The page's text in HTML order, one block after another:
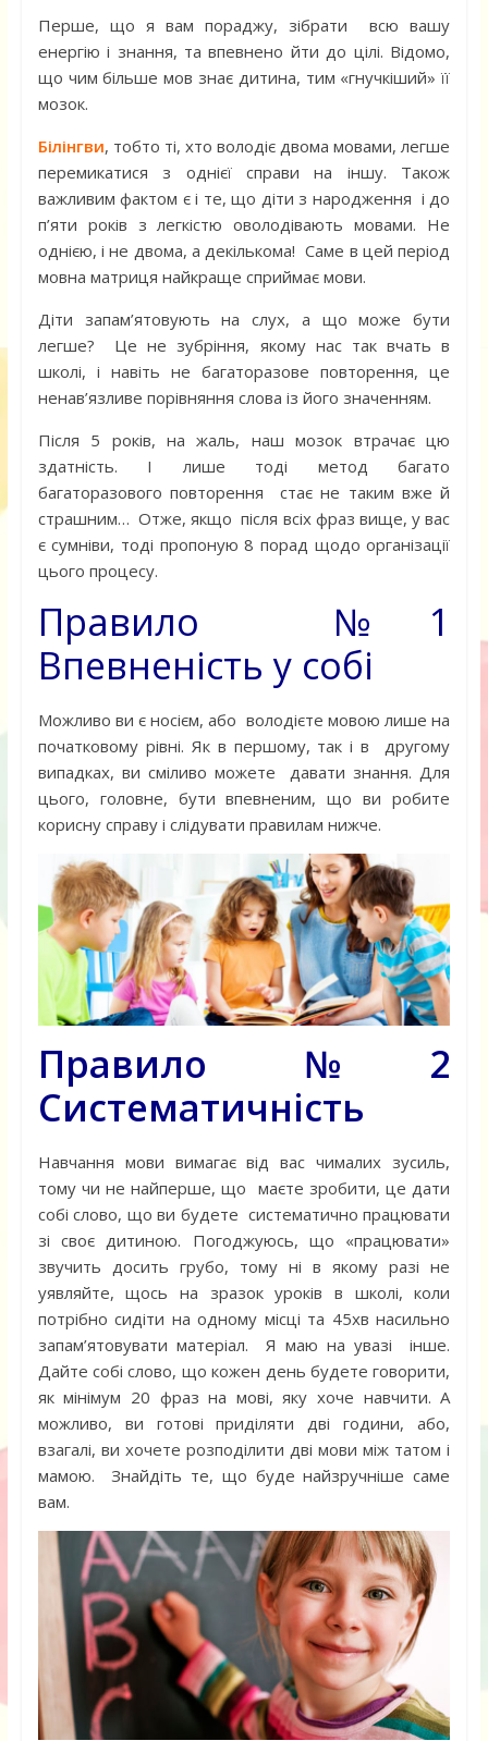
Перше, що я вам пораджу, зібрати всю вашу
енергію і знання, та впевнено йти до цілі. Відомо,
що чим більше мов знає дитина, тим «гнучкіший» її
мозок.
Білінгви, тобто ті, хто володіє двома мовами, легше
перемикатися з однієї справи на іншу. Також
важливим фактом є і те, що діти з народження і до
п’яти років з легкістю оволодівають мовами. Не
однією, і не двома, а декількома! Саме в цей період
мовна матриця найкраще сприймає мови.
Діти запам’ятовують на слух, а що може бути
легше? Це не зубріння, якому нас так вчать в
школі, і навіть не багаторазове повторення, це
ненав’язливе порівняння слова із його значенням.
Після 5 років, на жаль, наш мозок втрачає цю
здатність. І лише тоді метод багато
багаторазового повторення стає не таким вже й
страшним… Отже, якщо після всіх фраз вище, у вас
є сумніви, тоді пропоную 8 порад щодо організації
цього процесу.
Правило №1
Впевненість у собі
Можливо ви є носієм, або володієте мовою лише на
початковому рівні. Як в першому, так і в другому
випадках, ви сміливо можете давати знання. Для
цього, головне, бути впевненим, що ви робите
корисну справу і слідувати правилам нижче.
Правило №2
Систематичність
Навчання мови вимагає від вас чималих зусиль,
тому чи не найперше, що маєте зробити, це дати
собі слово, що ви будете систематично працювати
зі своє дитиною. Погоджуюсь, що «працювати»
звучить досить грубо, тому ні в якому разі не
уявляйте, щось на зразок уроків в школі, коли
потрібно сидіти на одному місці та 45хв насильно
запам’ятовувати матеріал. Я маю на увазі інше.
Дайте собі слово, що кожен день будете говорити,
як мінімум 20 фраз на мові, яку хоче навчити. А
можливо, ви готові приділяти дві години, або,
взагалі, ви хочете розподілити дві мови між татом і
мамою. Знайдіть те, що буде найзручніше саме
вам.